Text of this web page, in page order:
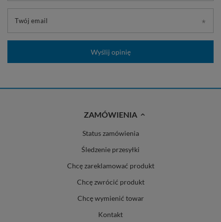
Twój email
Wyślij opinię
ZAMÓWIENIA
Status zamówienia
Śledzenie przesyłki
Chcę zareklamować produkt
Chcę zwrócić produkt
Chcę wymienić towar
Kontakt